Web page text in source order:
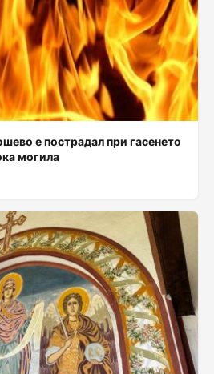
е пострадал при гасенето
могила